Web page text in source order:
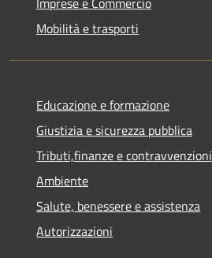
Mobilità e trasporti
Educazione e formazione
Giustizia e sicurezza pubblica
Tributi,finanze e contravvenzioni
Ambiente
Salute, benessere e assistenza
Autorizzazioni